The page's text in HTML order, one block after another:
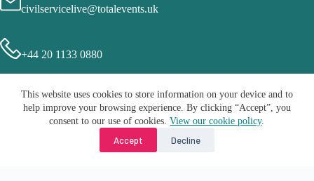
This website uses cookies to store information on your device and to
help improve your browsing experience. By clicking “Accept”, you
consent to our use of cookies.View our cookie policy.
Accept Decline
civilservicelive@totalevents.uk
+44 20 1133 0880